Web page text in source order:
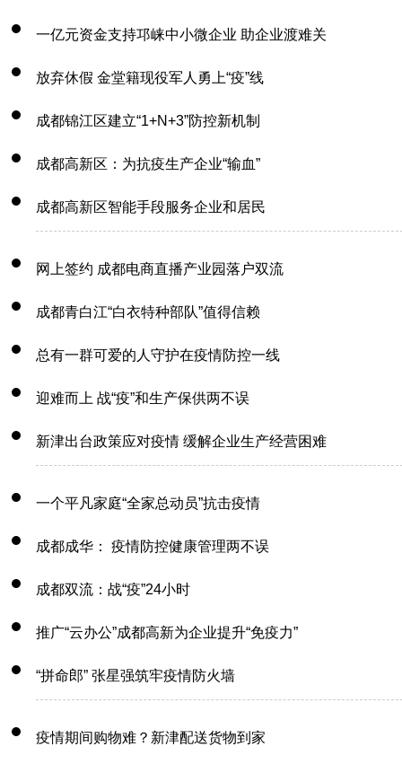
一亿元资金支持邛崃中小微企业 助企业渡难关
放弃休假 金堂籍现役军人勇上“疫”线
成都锦江区建立“1+N+3”防控新机制
成都高新区：为抗疫生产企业“输血”
成都高新区智能手段服务企业和居民
网上签约 成都电商直播产业园落户双流
成都青白江“白衣特种部队”值得信赖
总有一群可爱的人守护在疫情防控一线
迎难而上 战“疫”和生产保供两不误
新津出台政策应对疫情 缓解企业生产经营困难
一个平凡家庭“全家总动员”抗击疫情
成都成华： 疫情防控健康管理两不误
成都双流：战“疫”24小时
推广“云办公”成都高新为企业提升“免疫力”
“拼命郎” 张星强筑牢疫情防火墙
疫情期间购物难？新津配送货物到家